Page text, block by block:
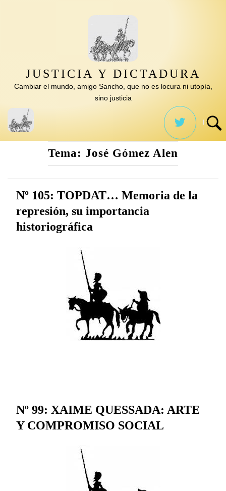
JUSTICIA Y DICTADURA
Cambiar el mundo, amigo Sancho, que no es locura ni utopía,
sino justicia
Tema: José Gómez Alen
Nº 105: TOPDAT… Memoria de la
represión, su importancia
historiográfica
Nº 99: XAIME QUESSADA: ARTE
Y COMPROMISO SOCIAL